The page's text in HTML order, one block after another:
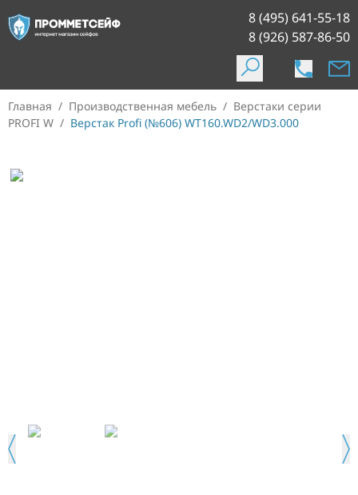
8 (495) 641-55-18
8 (926) 587-86-50
Главная / Производственная мебель / Верстаки серии
PROFI W / Верстак Profi (№606) WT160.WD2/WD3.000